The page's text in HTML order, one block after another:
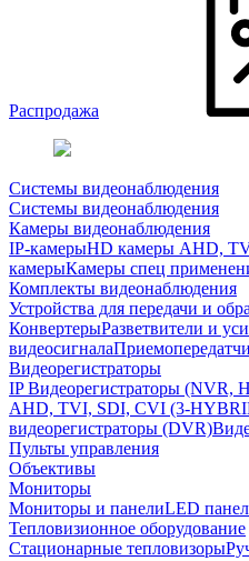
Распродажа
Системы видеонаблюдения
Системы видеонаблюдения
Камеры видеонаблюдения
IP-камерыHD камеры AHD,
камерыКамеры спец
Комплекты видеонаблюдения
Устройства для передачи и
КонвертерыРазветвители и
видеосигнала
Видеорегистраторы
IP Видеорегистраторы (NVR,
AHD, TVI, SDI, CVI (3-
видеорегистраторы (DVR)
Пульты управления
Объективы
Мониторы
Мониторы и панелиLED
Тепловизионное оборудование
Стационарные тепловизоры